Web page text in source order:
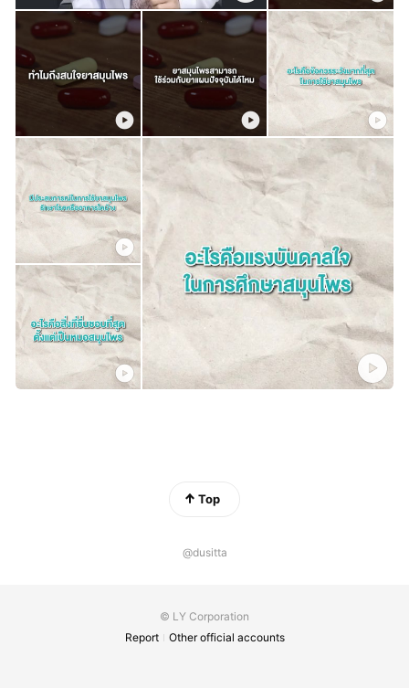
Top
@dusitta
© LY Corporation
Report
Other official accounts